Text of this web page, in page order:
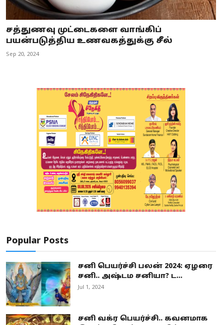
சத்துணவு முட்டைகளை வாங்கிப்
பயன்படுத்திய உணவகத்துக்கு சீல்
Sep 20, 2024
Popular Posts
சனி பெயர்ச்சி பலன் 2024: ஏழரை
சனி.. அஷ்டம சனியா? ட...
Jul 1, 2024
சனி வக்ர பெயர்ச்சி.. கவனமாக